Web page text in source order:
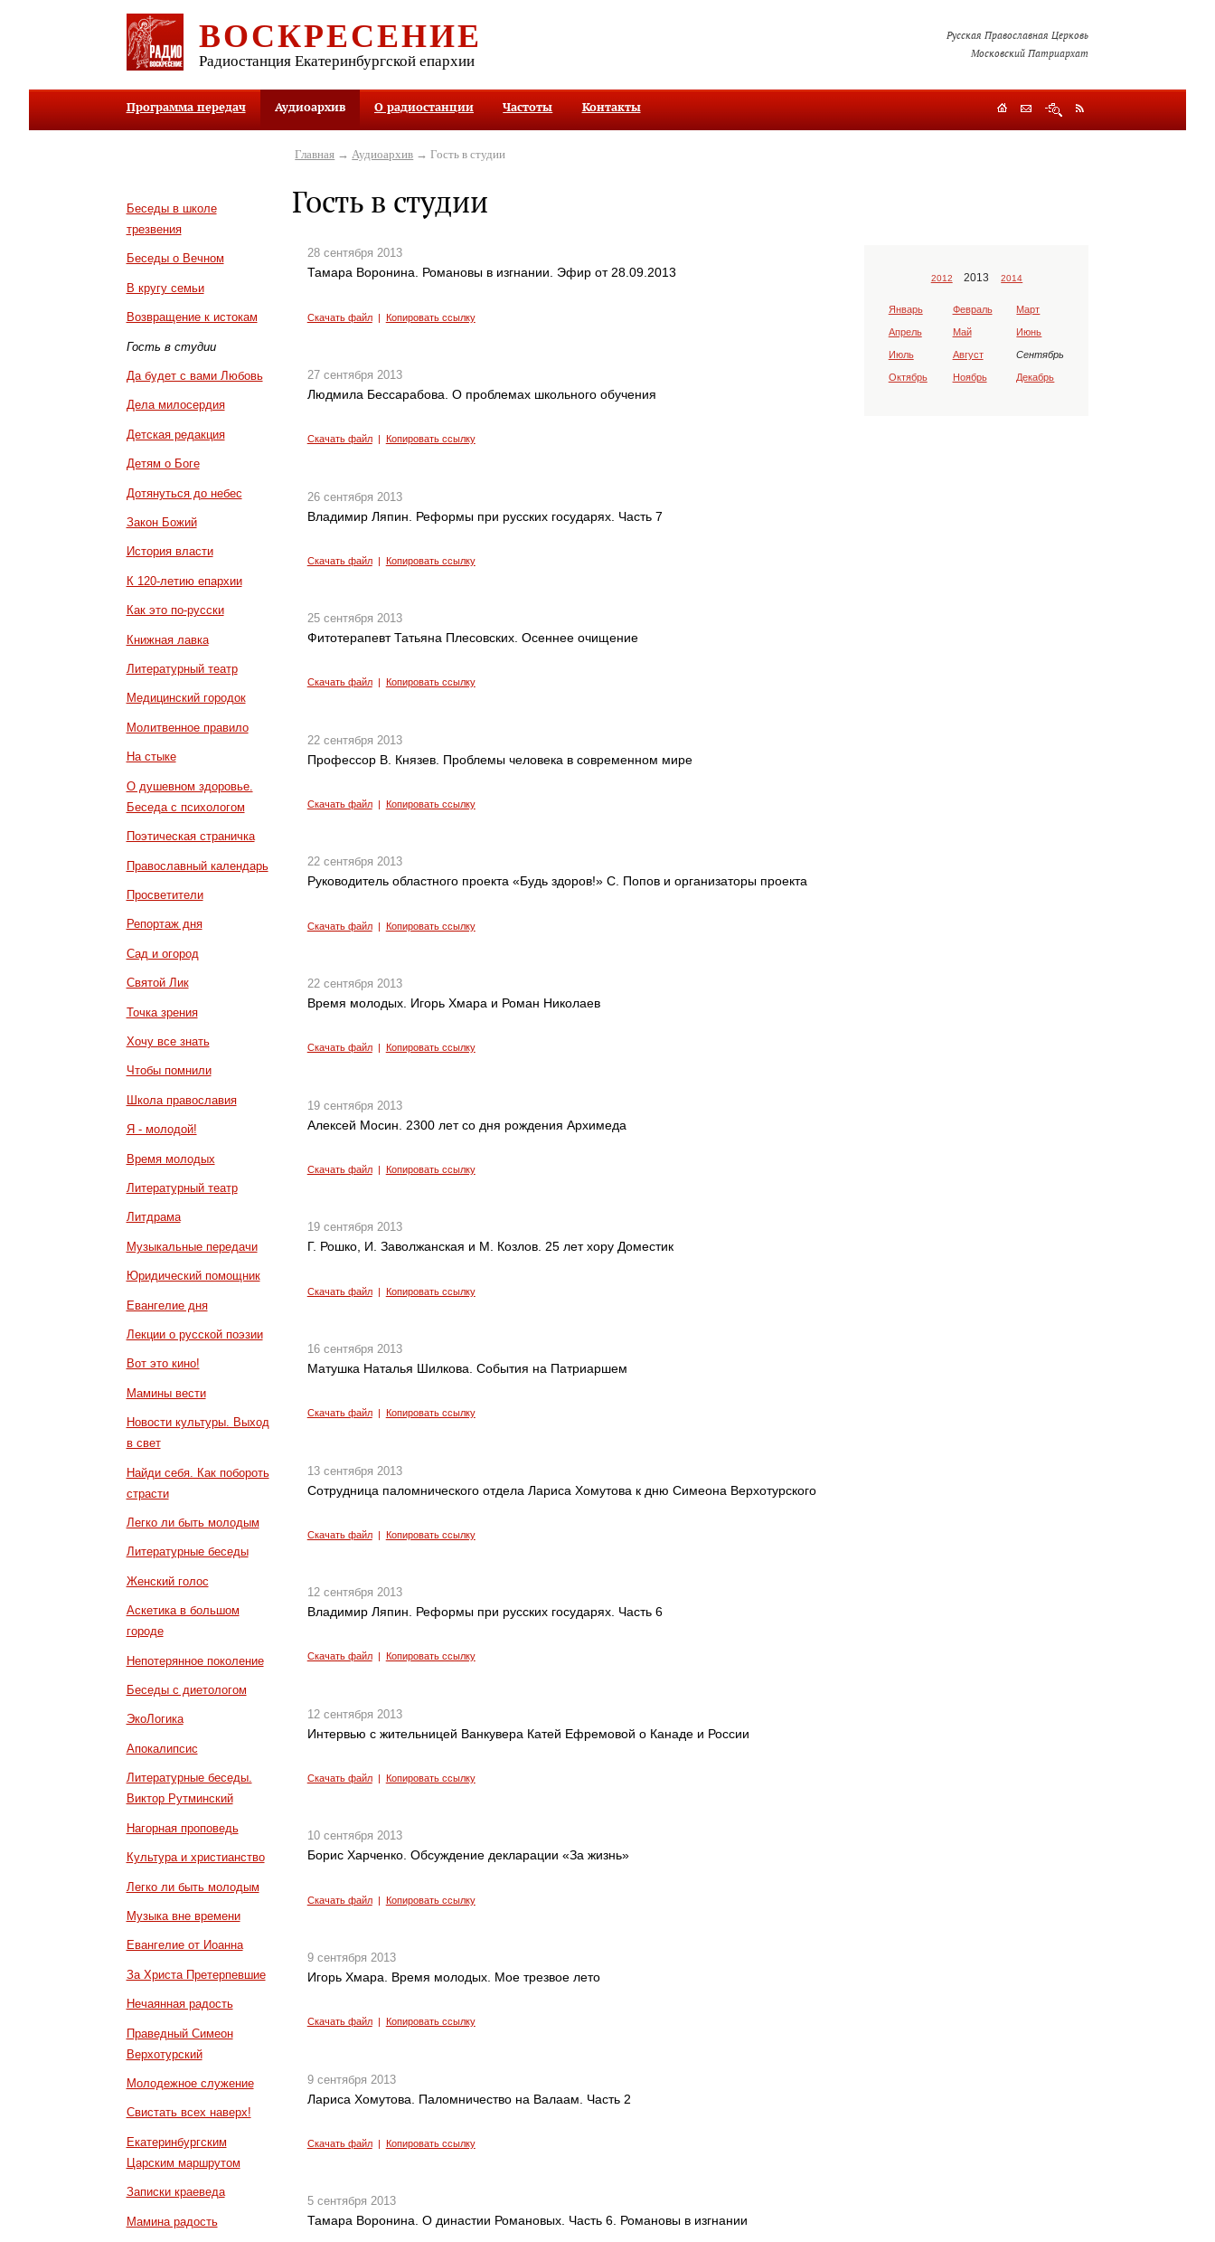
ВОСКРЕСЕНИЕ
Радиостанция Екатеринбургской епархии
Русская Православная Церковь
Московский Патриархат
Программа передач Аудиоархив О радиостанции Частоты Контакты
Беседы в школе
трезвения
Беседы о Вечном
В кругу семьи
Возвращение к истокам
Гость в студии
Да будет с вами Любовь
Дела милосердия
Детская редакция
Детям о Боге
Дотянуться до небес
Закон Божий
История власти
К 120-летию епархии
Как это по-русски
Книжная лавка
Литературный театр
Медицинский городок
Молитвенное правило
На стыке
О душевном здоровье.
Беседа с психологом
Поэтическая страничка
Православный календарь
Просветители
Репортаж дня
Сад и огород
Святой Лик
Точка зрения
Хочу все знать
Чтобы помнили
Школа православия
Я - молодой!
Время молодых
Литературный театр
Литдрама
Музыкальные передачи
Юридический помощник
Евангелие дня
Лекции о русской поэзии
Вот это кино!
Мамины вести
Новости культуры. Выход
в свет
Найди себя. Как побороть
страсти
Легко ли быть молодым
Литературные беседы
Женский голос
Аскетика в большом
городе
Непотерянное поколение
Беседы с диетологом
ЭкоЛогика
Апокалипсис
Литературные беседы.
Виктор Рутминский
Нагорная проповедь
Культура и христианство
Легко ли быть молодым
Музыка вне времени
Евангелие от Иоанна
За Христа Претерпевшие
Нечаянная радость
Праведный Симеон
Верхотурский
Молодежное служение
Свистать всех наверх!
Екатеринбургским
Царским маршрутом
Записки краеведа
Мамина радость
Главная → Аудиоархив → Гость в студии
Гость в студии
28 сентября 2013
Тамара Воронина. Романовы в изгнании. Эфир от 28.09.2013
Скачать файл| Копировать ссылку
27 сентября 2013
Людмила Бессарабова. О проблемах школьного обучения
Скачать файл| Копировать ссылку
26 сентября 2013
Владимир Ляпин. Реформы при русских государях. Часть 7
Скачать файл| Копировать ссылку
25 сентября 2013
Фитотерапевт Татьяна Плесовских. Осеннее очищение
Скачать файл| Копировать ссылку
22 сентября 2013
Профессор В. Князев. Проблемы человека в современном мире
Скачать файл| Копировать ссылку
22 сентября 2013
Руководитель областного проекта «Будь здоров!» С. Попов и организаторы проекта
Скачать файл| Копировать ссылку
22 сентября 2013
Время молодых. Игорь Хмара и Роман Николаев
Скачать файл| Копировать ссылку
19 сентября 2013
Алексей Мосин. 2300 лет со дня рождения Архимеда
Скачать файл| Копировать ссылку
19 сентября 2013
Г. Рошко, И. Заволжанская и М. Козлов. 25 лет хору Доместик
Скачать файл| Копировать ссылку
16 сентября 2013
Матушка Наталья Шилкова. События на Патриаршем
Скачать файл| Копировать ссылку
13 сентября 2013
Сотрудница паломнического отдела Лариса Хомутова к дню Симеона Верхотурского
Скачать файл| Копировать ссылку
12 сентября 2013
Владимир Ляпин. Реформы при русских государях. Часть 6
Скачать файл| Копировать ссылку
12 сентября 2013
Интервью с жительницей Ванкувера Катей Ефремовой о Канаде и России
Скачать файл| Копировать ссылку
10 сентября 2013
Борис Харченко. Обсуждение декларации «За жизнь»
Скачать файл| Копировать ссылку
9 сентября 2013
Игорь Хмара. Время молодых. Мое трезвое лето
Скачать файл| Копировать ссылку
9 сентября 2013
Лариса Хомутова. Паломничество на Валаам. Часть 2
Скачать файл| Копировать ссылку
5 сентября 2013
Тамара Воронина. О династии Романовых. Часть 6. Романовы в изгнании
2012 2013 2014
Январь Февраль Март
Апрель Май Июнь
Июль Август Сентябрь
Октябрь Ноябрь Декабрь